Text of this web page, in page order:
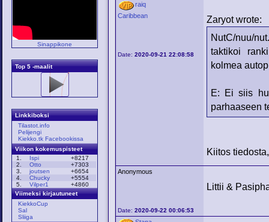
Sinappikone
Top 5 -maalit
Linkkiboksi
Tilastot.info
Pelijengi
Kiekko.tk Facebookissa
Viikon kokemuspisteet
1.
Ispi
+8217
2.
Otto
+7303
3.
joutsen
+6654
4.
Chucky
+5554
5.
Vilper1
+4860
Viimeksi kirjautuneet
KiekkoCup
Sal
Sliiga
raiq
Caribbean
Date:2020-09-21 22:08:58
Zaryot wrote:
NutC/nuu/
taktikoi
kolmea
E: Ei siis
parhaaseen
Kiitos
Anonymous
Date:2020-09-22 00:06:53
Littii &